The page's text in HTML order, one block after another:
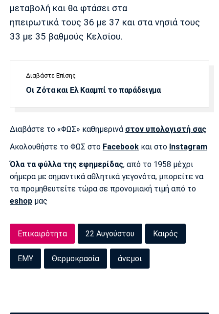
μεταβολή και θα φτάσει στα
ηπειρωτικά τους 36 με 37 και στα νησιά τους
33 με 35 βαθμούς Κελσίου.
Διαβάστε Επίσης
Οι Ζότα και Ελ Κααμπί το παράδειγμα
Διαβάστε το «ΦΩΣ» καθημερινά στον υπολογιστή σας
Ακολουθήστε το ΦΩΣ στο Facebook και στο Instagram
Όλα τα φύλλα της εφημερίδας, από το 1958 μέχρι
σήμερα με σημαντικά αθλητικά γεγονότα, μπορείτε να
τα προμηθευτείτε τώρα σε προνομιακή τιμή από το
eshop μας
Επικαιρότητα 22 Αυγούστου Καιρός
ΕΜΥ Θερμοκρασία άνεμοι